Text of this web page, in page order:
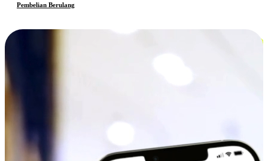
Pembelian Berulang